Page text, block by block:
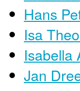
Hans
Isa
Isabella
Jan